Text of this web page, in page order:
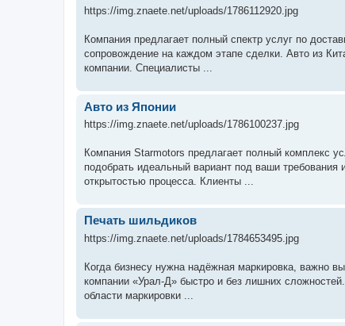
https://img.znaete.net/uploads/1786112920.jpg
Компания предлагает полный спектр услуг по
сопровождение на каждом этапе сделки. Авто из
компании. Специалисты ...
Авто из Японии
https://img.znaete.net/uploads/1786100237.jpg
Компания Starmotors предлагает полный комплекс
подобрать идеальный вариант под ваши требования
открытостью процесса. Клиенты ...
Печать шильдиков
https://img.znaete.net/uploads/1784653495.jpg
Когда бизнесу нужна надёжная маркировка, важно
компании «Урал-Д» быстро и без лишних
области маркировки ...